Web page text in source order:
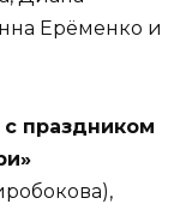
Ерёменко и
праздником